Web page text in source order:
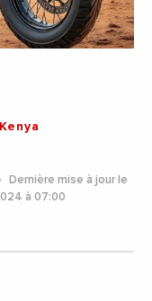
Dernière mise à jour le
à 07:00